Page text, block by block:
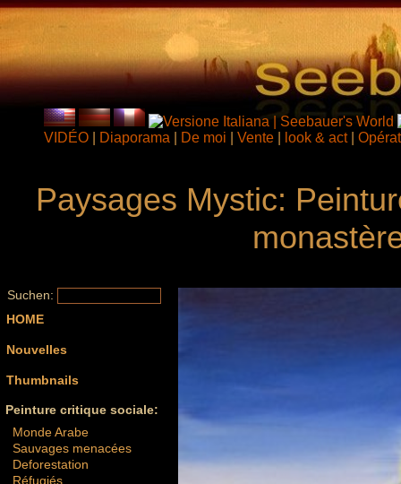
VIDÉO Diaporama De moi Vente look & act
Paysages Mystic:
Suchen:
HOME
Nouvelles
Thumbnails
Peinture critique sociale:
Monde Arabe
Sauvages menacées
Deforestation
Réfugiés